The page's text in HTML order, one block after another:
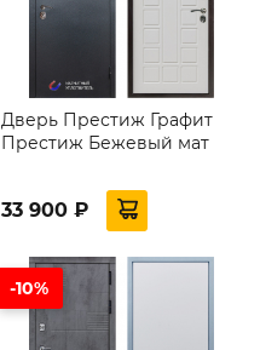
Дверь Престиж Графит
Престиж Бежевый мат
33 900 ₽
-10%